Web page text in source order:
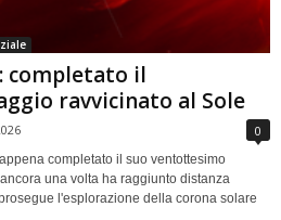
completato il
ravvicinato al Sole
0
completato il suo ventottesimo
una volta ha raggiunto distanza
l'esplorazione della corona solare